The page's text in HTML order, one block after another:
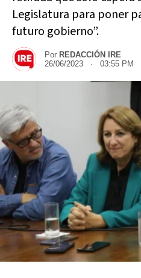
Legislatura para poner
futuro gobierno”.
Por REDACCIÓN IRE
26/06/2023 · 03:55 PM